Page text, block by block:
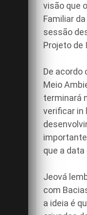
visão que
Familiar
sessão
Projeto de
De acordo
Meio
terminará
verificar in
que a
Jeová
com
a ideia é